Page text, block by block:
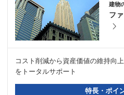
建物
フ
コスト削減から資産価値の維持向
をトータルサポート
特長・ポイ